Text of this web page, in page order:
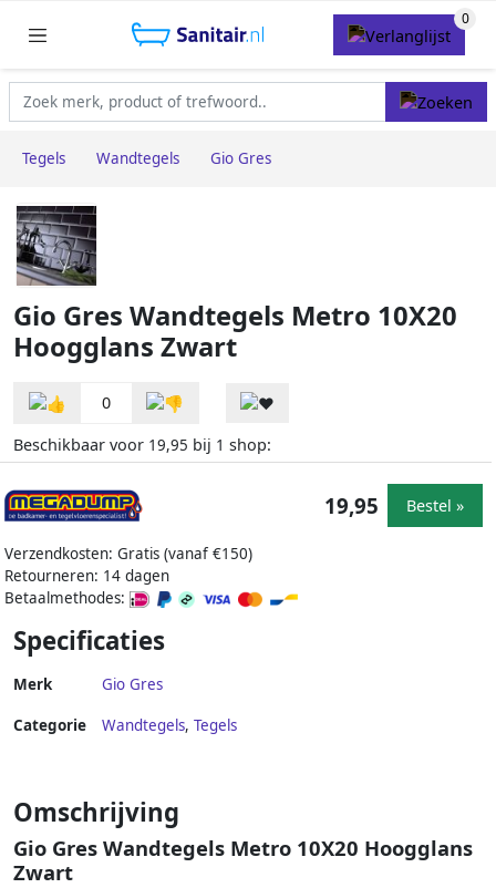
Tegels Wandtegels Gio Gres
Gio Gres Wandtegels Metro 10X20
Hoogglans Zwart
0
Beschikbaar voor 19,95 bij 1 shop:
Verzendkosten: Gratis (vanaf €150)
Retourneren: 14 dagen
Betaalmethodes:
19,95 Bestel »
Specificaties
Merk Gio Gres
Categorie Wandtegels, Tegels
Omschrijving
Gio Gres Wandtegels Metro 10X20 Hoogglans
Zwart